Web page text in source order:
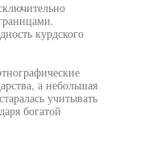
курдского
а небольшая
учитывать
богатой